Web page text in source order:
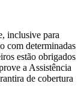
inclusive para
com determinadas
estão obrigados
a Assistência
de cobertura